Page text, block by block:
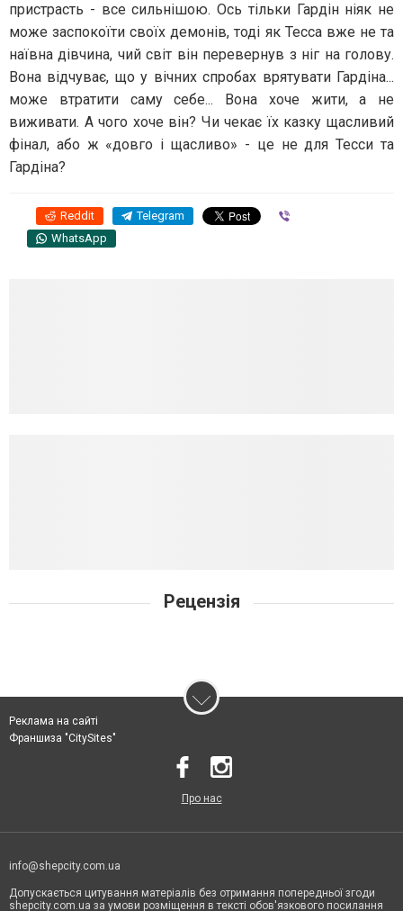
пристрасть - все сильнішою. Ось тільки Гардін ніяк не
може заспокоїти своїх демонів, тоді як Тесса вже не та
наївна дівчина, чий світ він перевернув з ніг на голову.
Вона відчуває, що у вічних спробах врятувати Гардіна...
може втратити саму себе... Вона хоче жити, а не
виживати. А чого хоче він? Чи чекає їх казку щасливий
фінал, або ж «довго і щасливо» - це не для Тесси та
Гардіна?
Reddit Telegram
WhatsApp
Рецензія
Реклама на сайті
Франшиза "CitySites"
Про нас
info@shepcity.com.ua
Допускається цитування матеріалів без отримання попередньої згоди
shepcity.com.ua за умови розміщення в тексті обов'язкового посилання